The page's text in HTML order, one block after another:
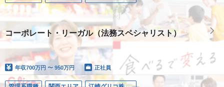
コーポレート・リーガル（法務スペシャリスト）
年収700万円 〜 950万円 正社員